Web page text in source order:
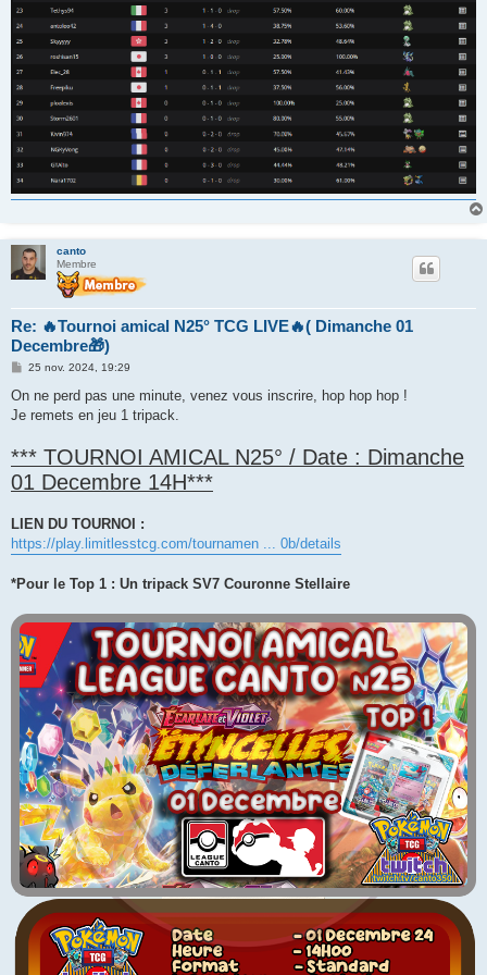
canto
Membre
Re: 🔥Tournoi amical N25° TCG LIVE🔥( Dimanche 01
Decembre🎁)
M
s
a
25 nov. 2024, 19:29
On ne perd pas une minute, venez vous inscrire, hop hop hop !
Je remets en jeu 1 tripack.
*** TOURNOI AMICAL N25° / Date : Dimanche
01 Decembre 14H***
LIEN DU TOURNOI :
https://play.limitlesstcg.com/tournamen ... 0b/details
*Pour le Top 1 : Un tripack SV7 Couronne Stellaire